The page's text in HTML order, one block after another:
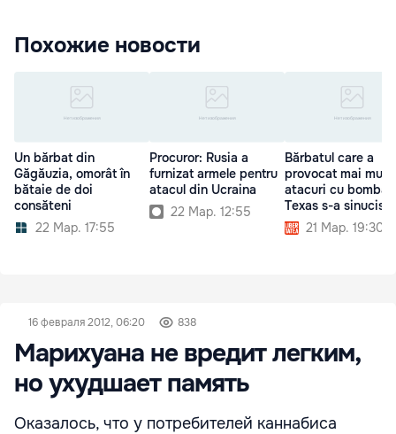
Похожие новости
Un bărbat din
Găgăuzia, omorât în
bătaie de doi
consăteni
22 Мар. 17:55
Procuror: Rusia a
furnizat armele pentru
atacul din Ucraina
22 Мар. 12:55
Bărbatul care a
provocat mai
atacuri cu bombă
Texas s-a sinucis
21 Мар. 19:30
16 февраля 2012, 06:20 838
Марихуана не вредит легким,
но ухудшает память
Оказалось, что у потребителей каннабиса